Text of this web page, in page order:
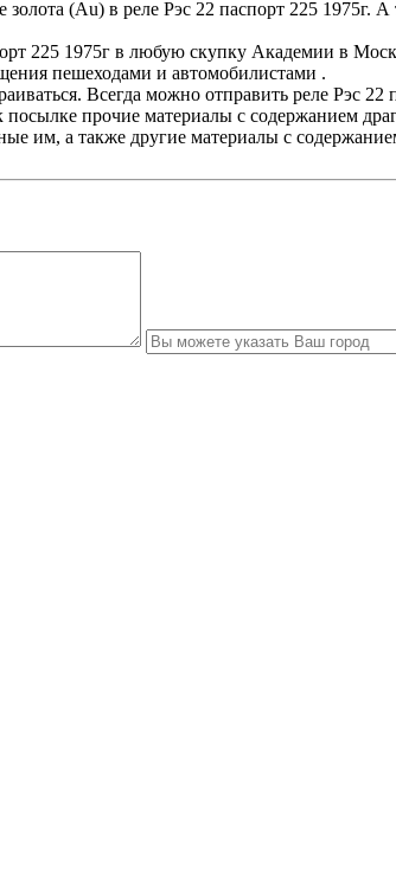
(Au) в реле Рэс 22 паспорт 225 1975г.
225 1975г в любую скупку Академии в
пешеходами и автомобилистами .
Всегда можно отправить реле Рэс
прочие материалы с содержанием
им, а также другие материалы с